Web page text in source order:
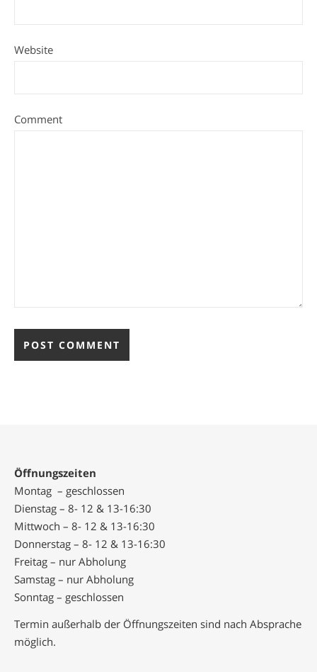
Website
Comment
Öffnungszeiten
Montag – geschlossen
Dienstag – 8- 12 & 13-16:30
Mittwoch – 8- 12 & 13-16:30
Donnerstag – 8- 12 & 13-16:30
Freitag – nur Abholung
Samstag – nur Abholung
Sonntag – geschlossen
Termin außerhalb der Öffnungszeiten sind nach Absprache
möglich.